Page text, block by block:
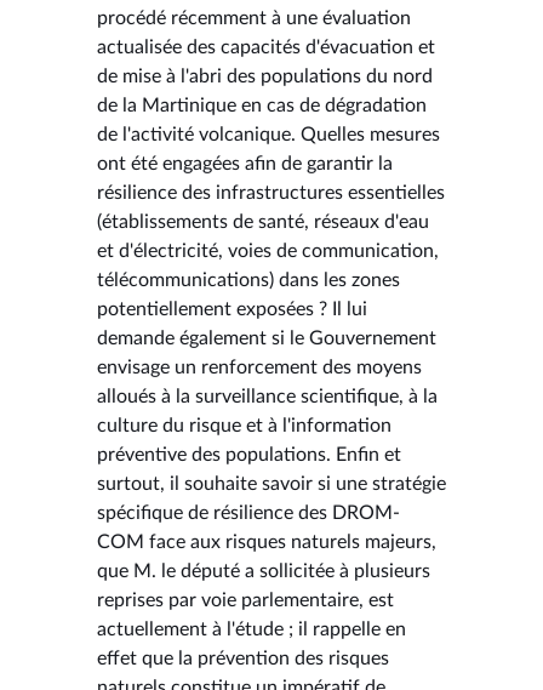
procédé récemment à une évaluation
actualisée des capacités d'évacuation et
de mise à l'abri des populations du nord
de la Martinique en cas de dégradation
de l'activité volcanique. Quelles mesures
ont été engagées afin de garantir la
résilience des infrastructures essentielles
(établissements de santé, réseaux d'eau
et d'électricité, voies de communication,
télécommunications) dans les zones
potentiellement exposées ? Il lui
demande également si le Gouvernement
envisage un renforcement des moyens
alloués à la surveillance scientifique, à la
culture du risque et à l'information
préventive des populations. Enfin et
surtout, il souhaite savoir si une stratégie
spécifique de résilience des DROM-
COM face aux risques naturels majeurs,
que M. le député a sollicitée à plusieurs
reprises par voie parlementaire, est
actuellement à l'étude ; il rappelle en
effet que la prévention des risques